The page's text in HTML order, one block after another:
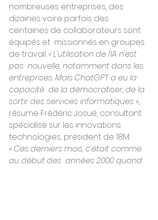
nombreuses entreprises, des
dizaines voire parfois des
centaines de collaborateurs sont
équipés et  missionnés en groupes
de travail. « L'utilisation de l'IA n'est
pas  nouvelle, notamment dans les
entreprises. Mais ChatGPT a eu la
capacité  de la démocratiser, de la
sortir des services informatiques »,
résume Frédéric Josué, consultant
spécialisé sur les innovations
technologies, président de 18M.
« Ces derniers mois, c'était comme
au début des  années 2000 quand